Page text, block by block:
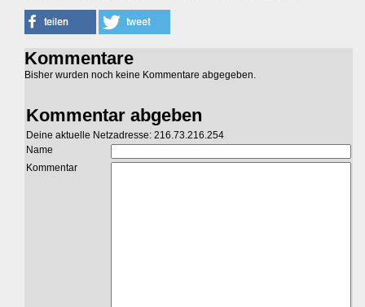
Kommentare
Bisher wurden noch keine Kommentare abgegeben.
Kommentar abgeben
Deine aktuelle Netzadresse: 216.73.216.254
Name
Kommentar